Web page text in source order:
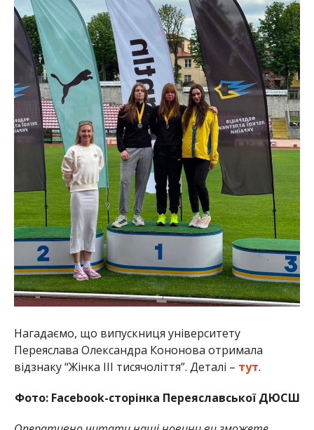
Нагадаємо, що випускниця університету
Переяслава Олександра Кононова отримала
відзнаку “Жінка III тисячоліття”. Деталі – тут.
Фото: Facebook-сторінка Переяславської ДЮСШ